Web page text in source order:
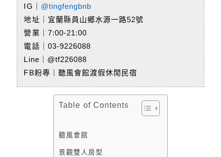
IG｜ @tingfengbnb
地址｜宜蘭縣員山鄉水源一路52號
營業｜7:00-21:00
電話｜03-9226088
Line｜@tf226088
FB粉專｜聽風會館渡假休閒民宿
Table of Contents
聽風會館
景觀雙人房型